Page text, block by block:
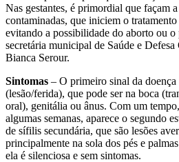
Nas gestantes, é primordial que façam a
contaminadas, que iniciem o
evitando a possibilidade do aborto ou
secretária municipal de Saúde e
Bianca Serour.
Sintomas – O primeiro sinal da
(lesão/ferida), que pode ser na boca
oral), genitália ou ânus. Com um
algumas semanas, aparece o segundo
de sífilis secundária, que são lesões
principalmente na sola dos pés e
ela é silenciosa e sem sintomas.